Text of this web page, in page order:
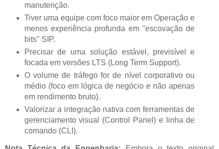
manutenção.
Tiver uma equipe com foco maior em Operação e
menos experiência profunda em "escovação de
bits" SIP.
Precisar de uma solução estável, previsível e
focada em versões LTS (Long Term Support).
O volume de tráfego for de nível corporativo ou
médio (foco em lógica de negócio e não apenas
em rendimento bruto).
Valorizar a integração nativa com ferramentas de
gerenciamento visual (Control Panel) e linha de
comando (CLI).